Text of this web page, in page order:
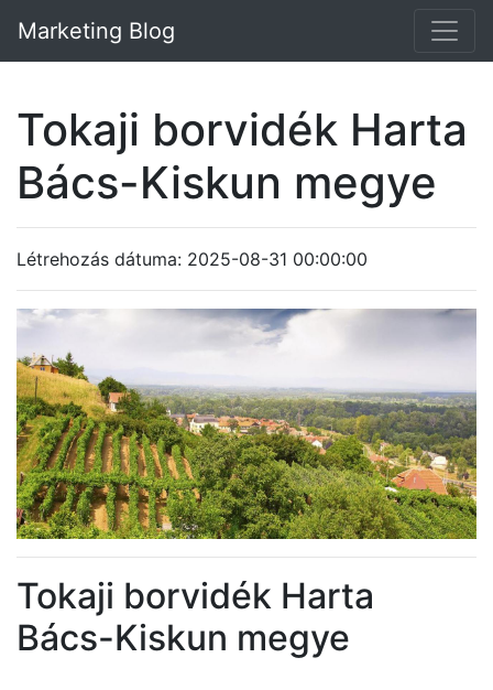
Marketing Blog
Tokaji borvidék Harta
Bács-Kiskun megye
Létrehozás dátuma: 2025-08-31 00:00:00
Tokaji borvidék Harta
Bács-Kiskun megye